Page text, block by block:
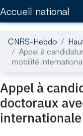
Accueil national
CNRS-Hebdo
Appel à
mobilité
Appel à
doctoraux
internationale